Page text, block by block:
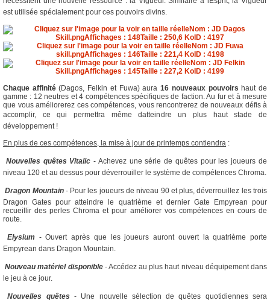
est utilisée spécialement pour ces pouvoirs divins.
Chaque affinité(Dagos, Felkin et Fuwa) aura16 nouveaux pouvoirs haut de
gamme : 12 neutres et 4 compétences spécifiques de faction. Au fur et à mesure
que vous améliorerez ces compétences, vous rencontrerez de nouveaux défis à
accomplir, ce qui permettra même datteindre un plus haut stade de
développement !
En plus de ces compétences, la mise à jour de printemps contiendra :
Nouvelles quêtes Vitalic - Achevez une série de quêtes pour les joueurs de
niveau 120 et au dessus pour déverrouiller le système de compétences Chroma.
Dragon Mountain- Pour les joueurs de niveau 90 et plus, déverrouillez les trois
Dragon Gates pour atteindre le quatrième et dernier Gate Empyrean pour
recueillir des perles Chroma et pour améliorer vos compétences en cours de
route.
Elysium- Ouvert après que les joueurs auront ouvert la quatrième porte
Empyrean dans Dragon Mountain.
Nouveau matériel disponible- Accédez au plus haut niveau déquipement dans
le jeu à ce jour.
Nouvelles quêtes - Une nouvelle sélection de quêtes quotidiennes sera